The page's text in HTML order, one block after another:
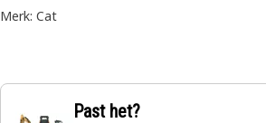
Merk: Cat
Past het?